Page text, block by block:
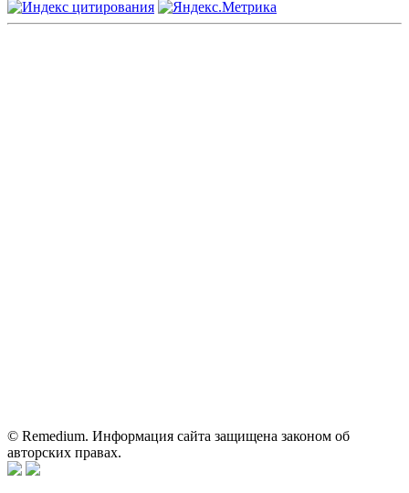
© Remedium. Информация сайта защищена законом об
авторских правах.